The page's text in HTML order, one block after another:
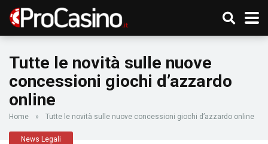
Tutte le novità sulle nuove
concessioni giochi d’azzardo
online
Home » Tutte le novità sulle nuove concessioni giochi d’azzardo online
News Legali